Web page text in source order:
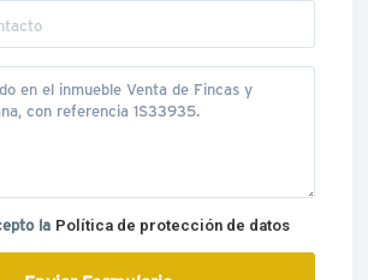
la Política de protección de datos